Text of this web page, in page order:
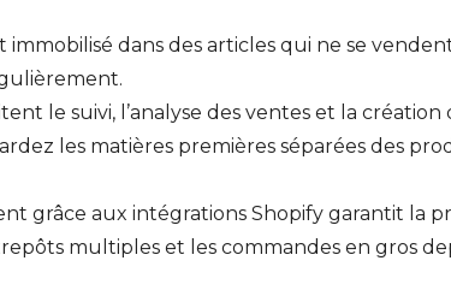
dans des articles qui ne se
le suivi, l’analyse des ventes et la
les matières premières séparées des
grâce aux intégrations Shopify garantit la
multiples et les commandes en gros